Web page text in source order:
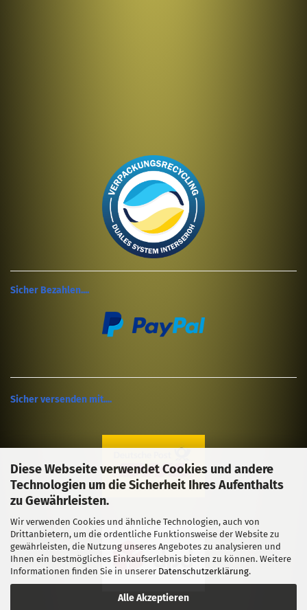
Diese Webseite verwendet Cookies und andere
Technologien um die Sicherheit Ihres Aufenthalts
zu Gewährleisten.
Wir verwenden Cookies und ähnliche Technologien, auch von
Drittanbietern, um die ordentliche Funktionsweise der Website zu
gewährleisten, die Nutzung unseres Angebotes zu analysieren und
Ihnen ein bestmögliches Einkaufserlebnis bieten zu können. Weitere
Informationen finden Sie in unserer Datenschutzerklärung.
Alle Akzeptieren
Sicher Bezahlen....
Sicher versenden mit....